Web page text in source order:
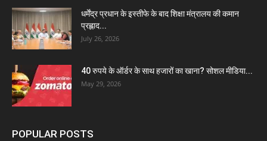
धर्मेंद्र प्रधान के इस्तीफे के बाद शिक्षा मंत्रालय की कमान
प्रह्लाद...
July 26, 2026
40 रुपये के ऑर्डर के साथ हजारों का खाना? सोशल मीडिया...
May 29, 2026
POPULAR POSTS